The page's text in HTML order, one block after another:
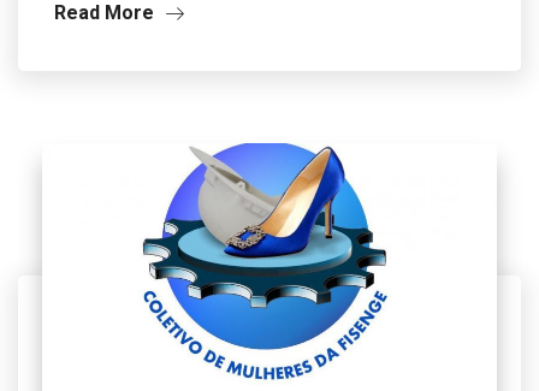
Read More